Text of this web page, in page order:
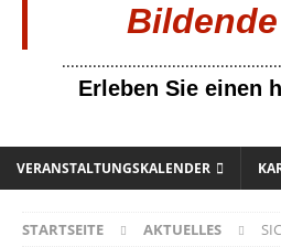
Erleben Sie einen
VERANSTALTUNGSKALENDER
STARTSEITE AKTUELLES